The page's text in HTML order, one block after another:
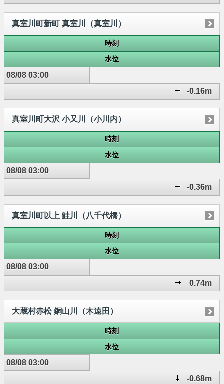
真室川町新町 真室川（真室川）
時刻
水位
08/08 03:00
-0.16m
真室川町大沢 小又川（小川内）
時刻
水位
08/08 03:00
-0.36m
真室川町以上 鮭川（八千代橋）
時刻
水位
08/08 03:00
0.74m
大蔵村赤松 銅山川（木遠田）
時刻
水位
08/08 03:00
-0.68m